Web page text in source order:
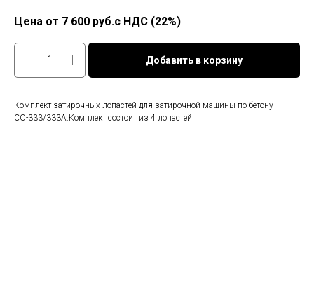
7 600 руб.с НДС (22%)
Добавить в корзину
Комплект затирочных лопастей для затирочной машины по бетону
СО-333/333А.Комплект состоит из 4 лопастей